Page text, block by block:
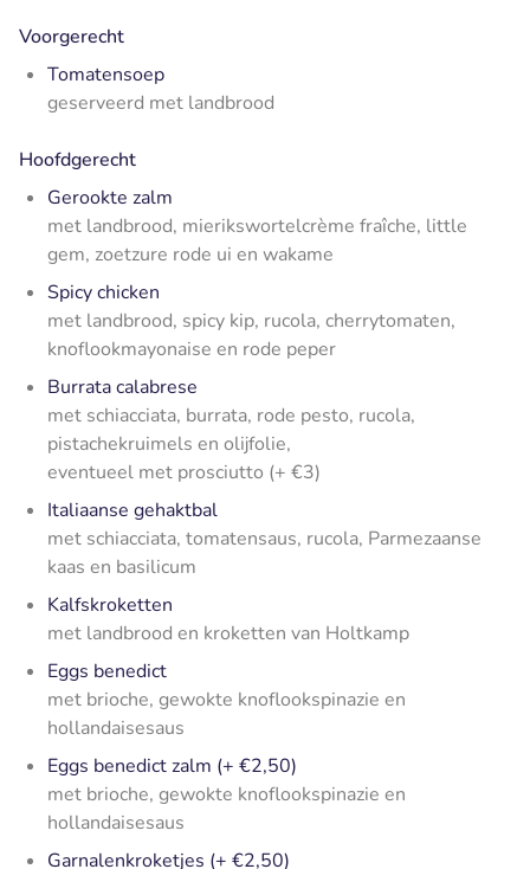
Voorgerecht
Tomatensoep
geserveerd met landbrood
Hoofdgerecht
Gerookte zalm
met landbrood, mierikswortelcrème fraîche, little
gem, zoetzure rode ui en wakame
Spicy chicken
met landbrood, spicy kip, rucola, cherrytomaten,
knoflookmayonaise en rode peper
Burrata calabrese
met schiacciata, burrata, rode pesto, rucola,
pistachekruimels en olijfolie,
eventueel met prosciutto (+ €3)
Italiaanse gehaktbal
met schiacciata, tomatensaus, rucola, Parmezaanse
kaas en basilicum
Kalfskroketten
met landbrood en kroketten van Holtkamp
Eggs benedict
met brioche, gewokte knoflookspinazie en
hollandaisesaus
Eggs benedict zalm (+ €2,50)
met brioche, gewokte knoflookspinazie en
hollandaisesaus
Garnalenkroketjes (+ €2,50)